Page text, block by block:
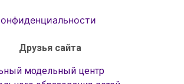
Друзья сайта
модельный центр